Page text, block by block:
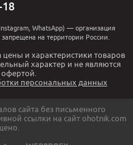
18
WhatsApp) — организация
на территории России.
и характеристики товаров
характер и не являются
персональных данных
сайта без письменного
ссылки на сайт ohotnik.com